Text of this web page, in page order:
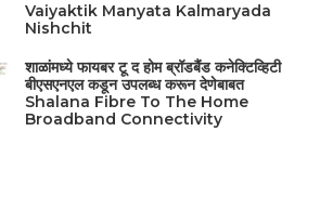
Vaiyaktik Manyata Kalmaryada
Nishchit
शाळांमध्ये फायबर टू द होम ब्रॉडबैंड कनेक्टिव्हिटी
बीएसएनएल कडून उपलब्ध करून देणेबाबत
Shalana Fibre To The Home
Broadband Connectivity